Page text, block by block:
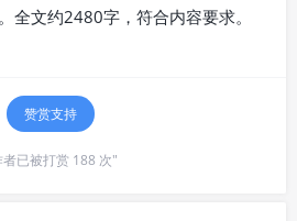
全文约2480字，符合内容要求。
赞赏支持
者已被打赏 188 次"